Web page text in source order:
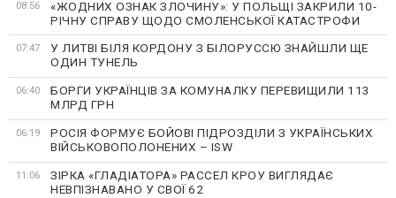
08:56
«ЖОДНИХ ОЗНАК ЗЛОЧИНУ»: У ПОЛЬЩІ ЗАКРИЛИ 10-
РІЧНУ СПРАВУ ЩОДО СМОЛЕНСЬКОЇ КАТАСТРОФИ
07:47
У ЛИТВІ БІЛЯ КОРДОНУ З БІЛОРУССЮ ЗНАЙШЛИ ЩЕ
ОДИН ТУНЕЛЬ
06:40
БОРГИ УКРАЇНЦІВ ЗА КОМУНАЛКУ ПЕРЕВИЩИЛИ 113
МЛРД ГРН
06:19
РОСІЯ ФОРМУЄ БОЙОВІ ПІДРОЗДІЛИ З УКРАЇНСЬКИХ
ВІЙСЬКОВОПОЛОНЕНИХ – ISW
11:06
ЗІРКА «ГЛАДІАТОРА» РАССЕЛ КРОУ ВИГЛЯДАЄ
НЕВПІЗНАВАНО У СВОЇ 62